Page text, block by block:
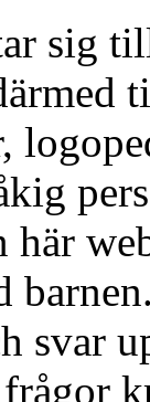
sig
här
svar
frågor